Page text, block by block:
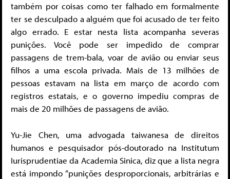
também por coisas como ter falhado em formalmente
ter se desculpado a alguém que foi acusado de ter feito
algo errado. E estar nesta lista acompanha severas
punições. Você pode ser impedido de comprar
passagens de trem-bala, voar de avião ou enviar seus
filhos a uma escola privada. Mais de 13 milhões de
pessoas estavam na lista em março de acordo com
registros estatais, e o governo impediu compras de
mais de 20 milhões de passagens de avião.
Yu-Jie Chen, uma advogada taiwanesa de direitos
humanos e pesquisador pós-doutorado na Institutum
Iurisprudentiae da Academia Sinica, diz que a lista negra
está impondo “punições desproporcionais, arbitrárias e